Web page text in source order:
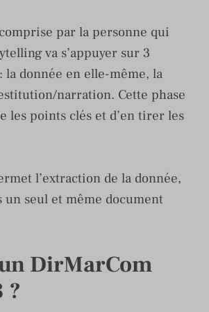
par la personne qui
va s’appuyer sur 3
donnée en elle-même, la
narration. Cette phase
les points clés et d’en tirer les
l’extraction de la donnée,
un seul et même document
DirMarCom
?